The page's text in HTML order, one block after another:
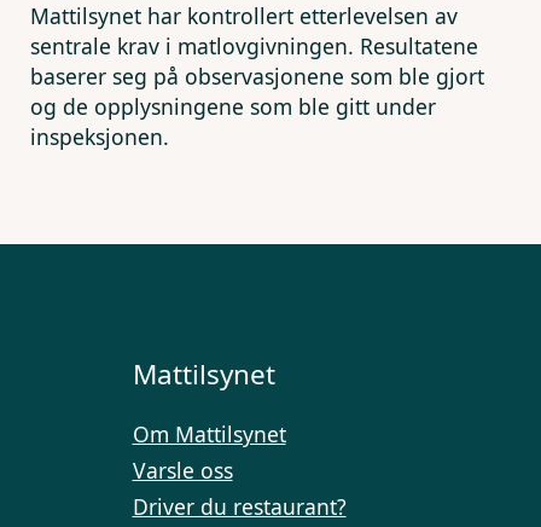
Mattilsynet har kontrollert etterlevelsen av
sentrale krav i matlovgivningen. Resultatene
baserer seg på observasjonene som ble gjort
og de opplysningene som ble gitt under
inspeksjonen.
Mattilsynet
Om Mattilsynet
Varsle oss
Driver du restaurant?